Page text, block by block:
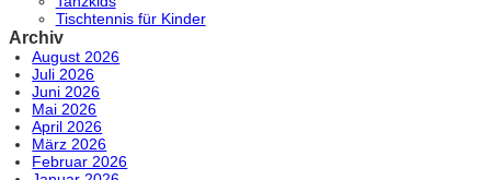
Tischtennis für Kinder
Archiv
August 2026
Juli 2026
Juni 2026
Mai 2026
April 2026
März 2026
Februar 2026